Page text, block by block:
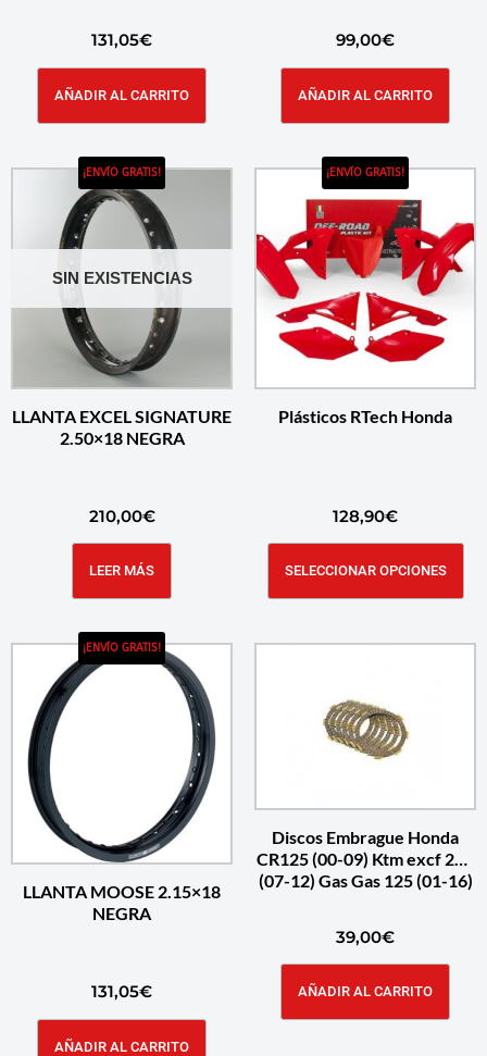
131,05€
AÑADIR AL CARRITO
99,00€
AÑADIR AL CARRITO
SIN EXISTENCIAS
¡ENVÍO GRATIS!
LLANTA EXCEL SIGNATURE
2.50×18 NEGRA
210,00€
LEER MÁS
¡ENVÍO GRATIS!
Plásticos RTech Honda
128,90€
SELECCIONAR OPCIONES
¡ENVÍO GRATIS!
LLANTA MOOSE 2.15×18
NEGRA
131,05€
AÑADIR AL CARRITO
Discos Embrague Honda
CR125 (00-09) Ktm excf 250
(07-12) Gas Gas 125 (01-16)
39,00€
AÑADIR AL CARRITO